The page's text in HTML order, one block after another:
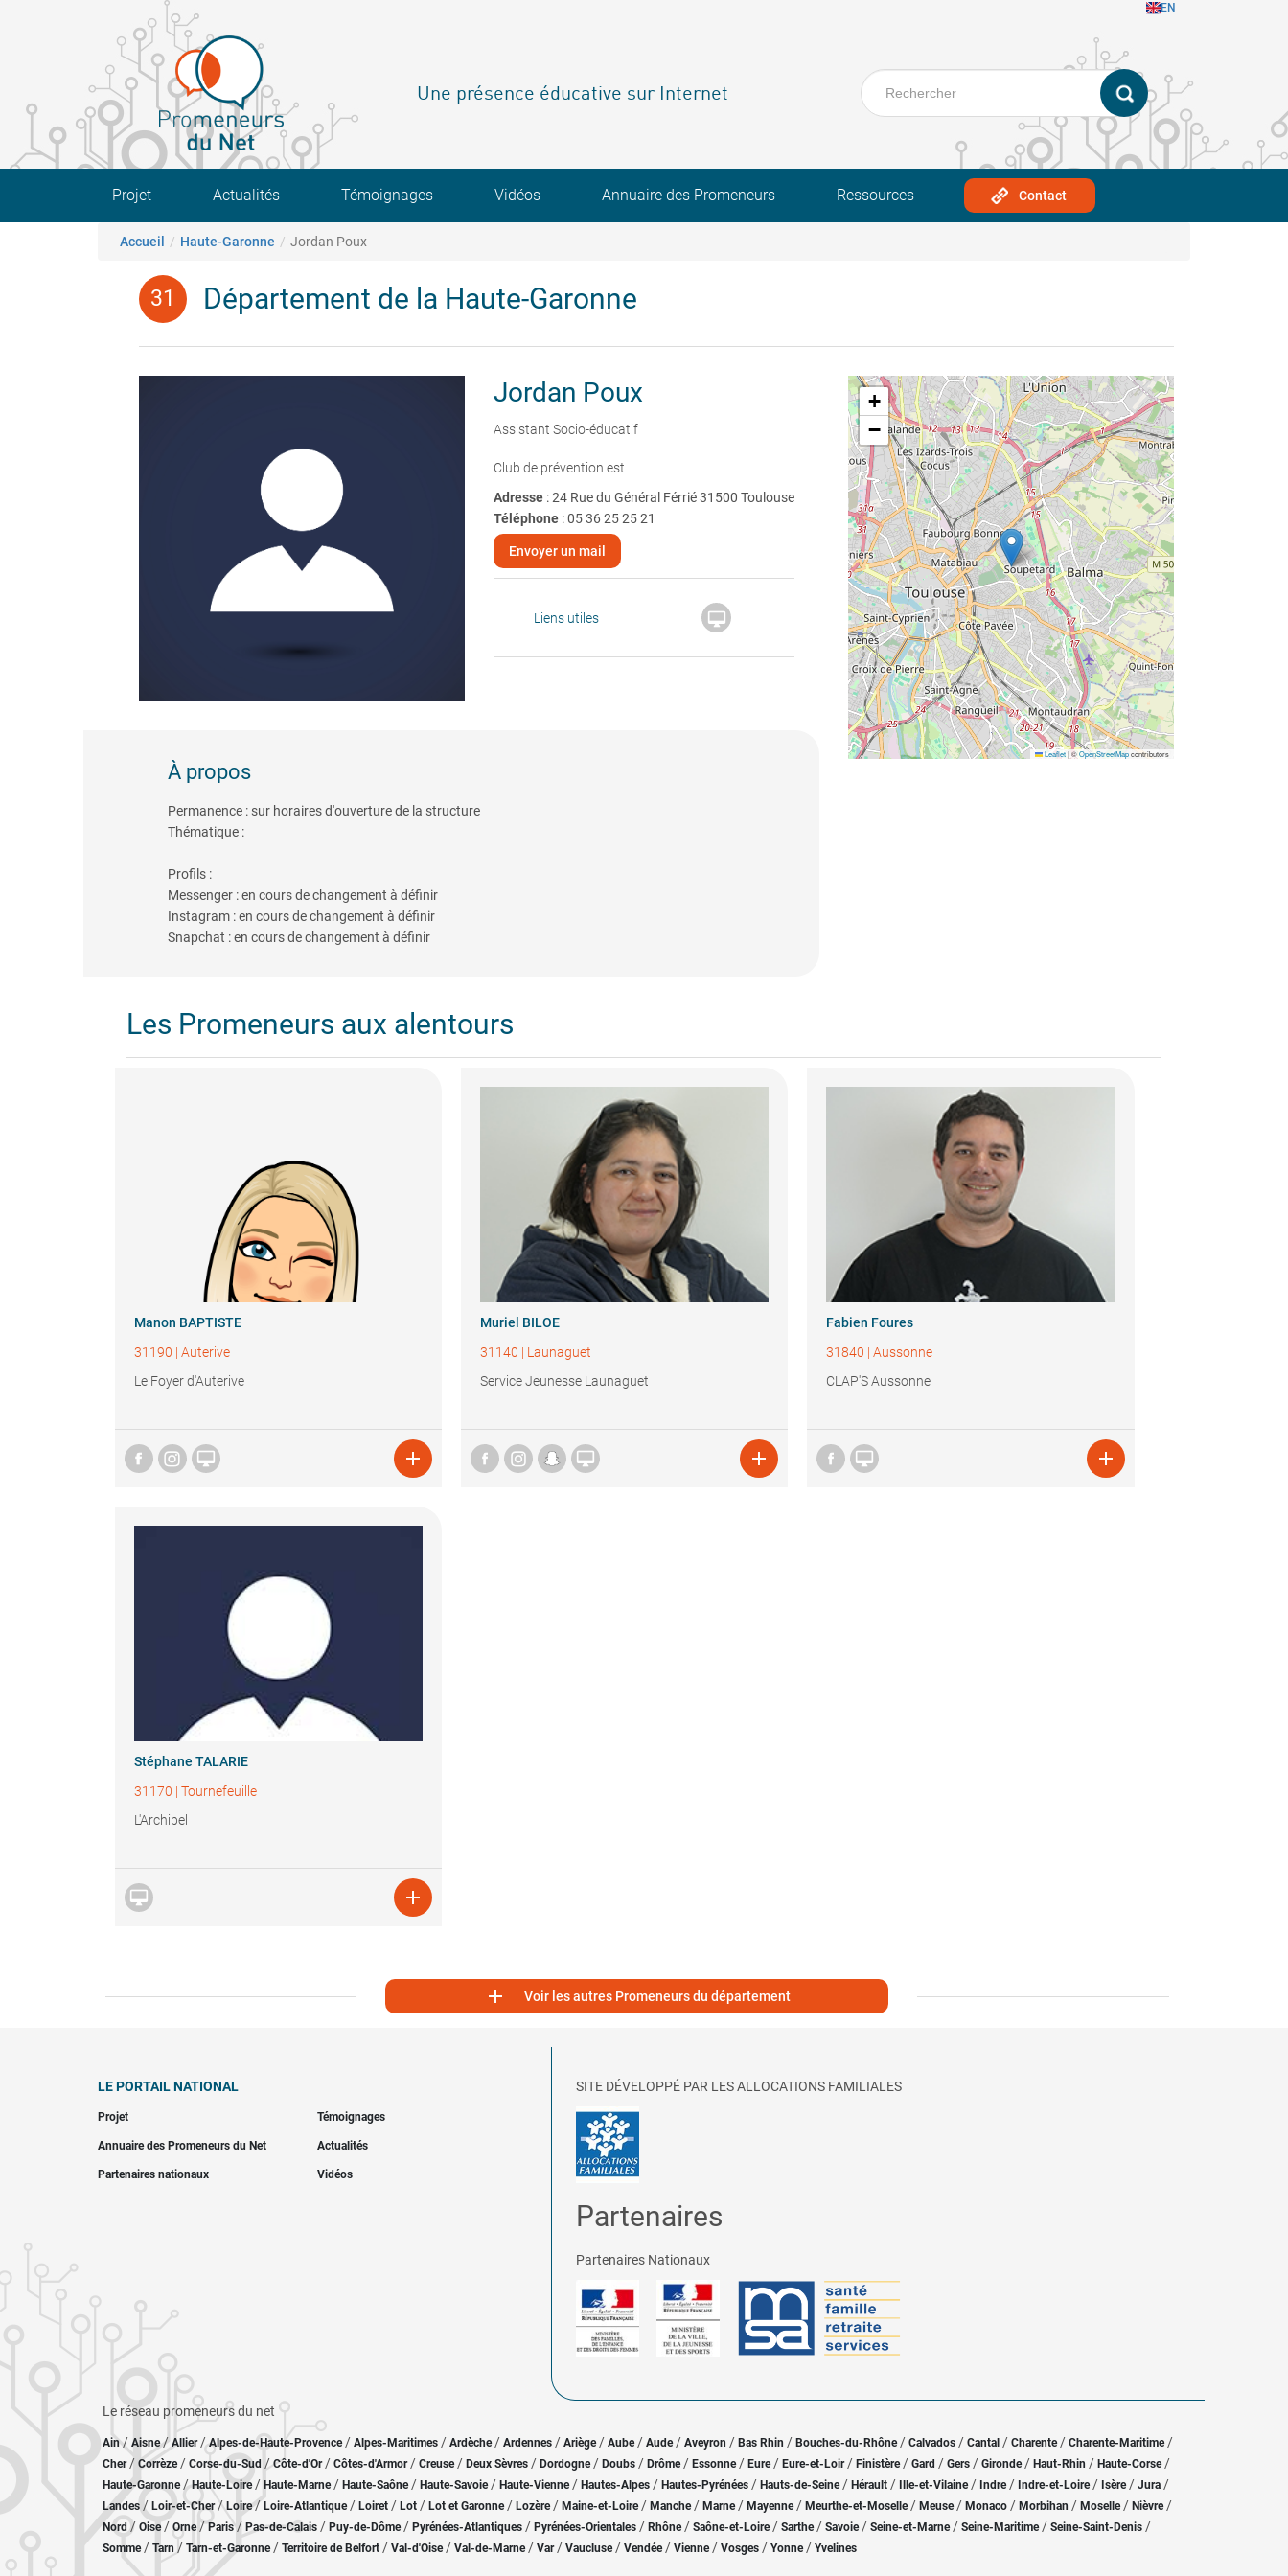
EN
Une présence éducative sur Internet
Main navigation
Projet Actualités Témoignages Vidéos Annuaire des Promeneurs Ressources Contact
Fil d'Ariane
Accueil Haute-Garonne Jordan Poux
Département de la Haute-Garonne
Jordan Poux
Assistant Socio-éducatif
Club de prévention est
Adresse : 24 Rue du Général Férrié 31500 Toulouse
Téléphone:05 36 25 25 21
Envoyer un mail
Liens utiles 
À propos
Permanence : sur horaires d'ouverture de la structure
Thématique :
Profils :
Messenger : en cours de changement à définir
Instagram : en cours de changement à définir
Snapchat : en cours de changement à définir
+
−
Leaflet |©OpenStreetMapcontributors
Les Promeneurs aux alentours
Manon BAPTISTE
31190 | Auterive
Le Foyer d'Auterive
 
Muriel BILOE
31140 | Launaguet
Service Jeunesse Launaguet
 
Fabien Foures
31840 |Aussonne
CLAP'S Aussonne
 
Stéphane TALARIE
31170 | Tournefeuille
L'Archipel
 
 Voir les autres Promeneurs du département
LE PORTAIL NATIONAL
Projet Témoignages
Annuaire des Promeneurs du Net Actualités
Partenaires nationaux Vidéos
SITE DÉVELOPPÉ PAR LES ALLOCATIONS FAMILIALES
Partenaires
Partenaires Nationaux
Le réseau promeneurs du net
Ain/ Aisne/Allier/ Alpes-de-Haute-Provence / Alpes-Maritimes / Ardèche/ Ardennes / Ariège/ Aube/ Aude / Aveyron / Bas Rhin / Bouches-du-Rhône/ Calvados / Cantal / Charente / Charente-Maritime/
Cher / Corrèze/ Corse-du-Sud /Côte-d'Or / Côtes-d'Armor/ Creuse/ Deux Sèvres / Dordogne/ Doubs / Drôme/ Essonne / Eure/ Eure-et-Loir / Finistère/ Gard / Gers / Gironde/ Haut-Rhin / Haute-Corse/
Haute-Garonne/Haute-Loire/ Haute-Marne/ Haute-Saône/ Haute-Savoie/ Haute-Vienne/ Hautes-Alpes / Hautes-Pyrénées / Hauts-de-Seine/ Hérault / Ille-et-Vilaine/ Indre/ Indre-et-Loire/ Isère/ Jura /
Landes / Loir-et-Cher/ Loire/ Loire-Atlantique/ Loiret / Lot / Lot et Garonne/ Lozère / Maine-et-Loire/ Manche/ Marne/ Mayenne/ Meurthe-et-Moselle/ Meuse/ Monaco / Morbihan / Moselle/ Nièvre /
Nord / Oise / Orne/Paris / Pas-de-Calais / Puy-de-Dôme/ Pyrénées-Atlantiques / Pyrénées-Orientales / Rhône/ Saône-et-Loire/ Sarthe/ Savoie/ Seine-et-Marne/ Seine-Maritime/ Seine-Saint-Denis /
Somme/ Tarn / Tarn-et-Garonne/ Territoire de Belfort / Val-d'Oise/ Val-de-Marne/ Var/ Vaucluse/ Vendée/ Vienne/ Vosges / Yonne/ Yvelines